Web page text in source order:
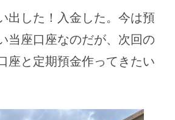
出した！入金した。今は預
当座口座なのだが、次回の
座と定期預金作ってきたい